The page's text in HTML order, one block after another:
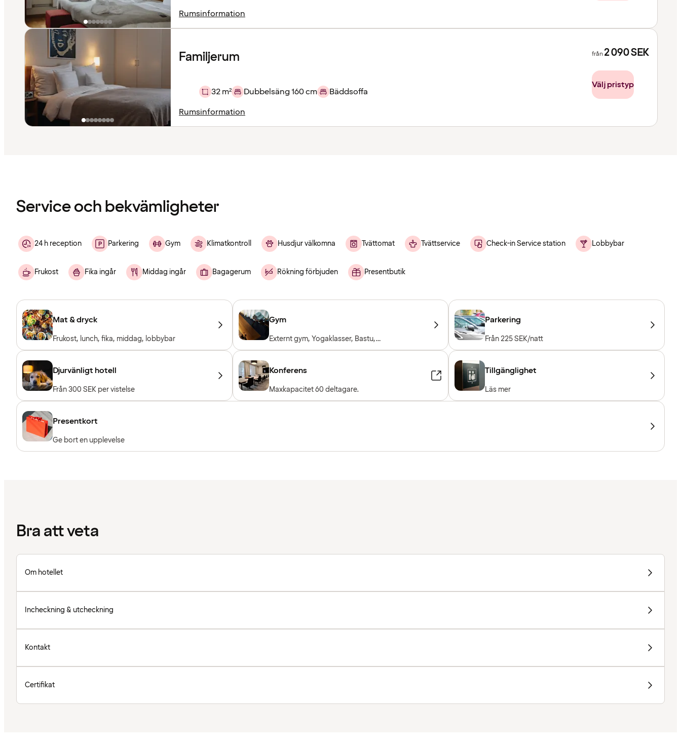
Rumsinformation
Familjerum
32 m² Dubbelsäng 160 cm
Bäddsoffa
Rumsinformation
från2 090SEK
Välj pristyp
Service och bekvämligheter
24 h reception Parkering Gym Klimatkontroll Husdjur välkomna Tvättomat Tvättservice Check-in Service station Lobbybar
Frukost Fika ingår Middag ingår Bagagerum Rökning förbjuden Presentbutik
Mat & dryck
Frukost, lunch, fika, middag, lobbybar
Gym
Externt gym, Yogaklasser, Bastu,
Träningsklasser, Personlig tränare,
vikter
Parkering
Från 225 SEK/natt
Djurvänligt hotell
Från 300 SEK per vistelse
Konferens
Maxkapacitet 60 deltagare.
Tillgänglighet
Läs mer
Presentkort
Ge bort en upplevelse
Bra att veta
Om hotellet
Incheckning & utcheckning
Kontakt
Certifikat